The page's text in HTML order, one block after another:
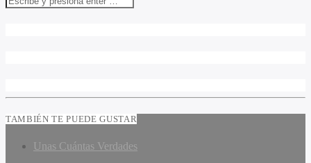
TAMBIÉN TE PUEDE GUSTAR
Unas Cuántas Verdades